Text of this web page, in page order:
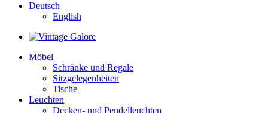
Deutsch
English
Möbel
Schränke und Regale
Sitzgelegenheiten
Tische
Leuchten
Decken- und Pendelleuchten